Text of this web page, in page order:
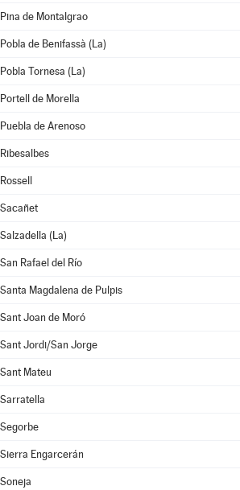
Pina de Montalgrao
Pobla de Benifassà (La)
Pobla Tornesa (La)
Portell de Morella
Puebla de Arenoso
Ribesalbes
Rossell
Sacañet
Salzadella (La)
San Rafael del Río
Santa Magdalena de Pulpis
Sant Joan de Moró
Sant Jordi/San Jorge
Sant Mateu
Sarratella
Segorbe
Sierra Engarcerán
Soneja